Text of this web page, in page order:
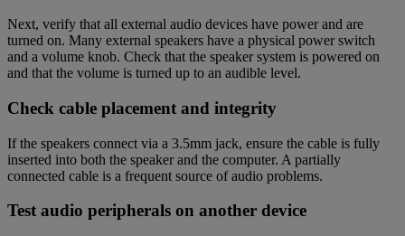
Next, verify that all external audio devices have power and are
turned on. Many external speakers have a physical power switch
and a volume knob. Check that the speaker system is powered on
and that the volume is turned up to an audible level.
Check cable placement and integrity
If the speakers connect via a 3.5mm jack, ensure the cable is fully
inserted into both the speaker and the computer. A partially
connected cable is a frequent source of audio problems.
Test audio peripherals on another device